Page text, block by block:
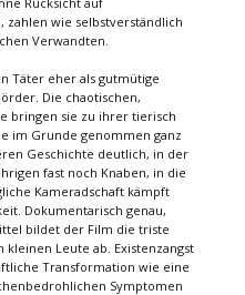
wie selbstverständlich
Verwandten.
Täter eher als gutmütige
Die chaotischen,
bringen sie zu ihrer tierisch
im Grunde genommen ganz
Geschichte deutlich, in der
fast noch Knaben, in die
Kameradschaft kämpft
Dokumentarisch genau,
bildet der Film die triste
Leute ab. Existenzangst
Transformation wie eine
Symptomen